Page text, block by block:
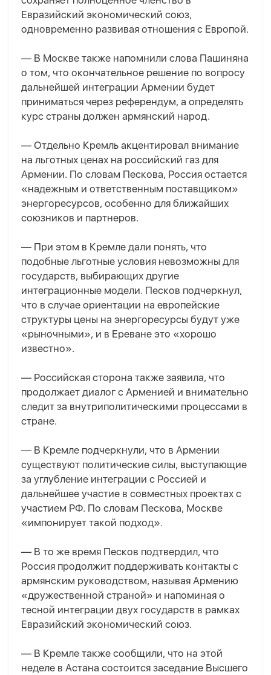
Евразийский экономический союз,
одновременно развивая отношения с Европой.
— В Москве также напомнили слова Пашиняна
о том, что окончательное решение по вопросу
дальнейшей интеграции Армении будет
приниматься через референдум, а определять
курс страны должен армянский народ.
— Отдельно Кремль акцентировал внимание
на льготных ценах на российский газ для
Армении. По словам Пескова, Россия остается
«надежным и ответственным поставщиком»
энергоресурсов, особенно для ближайших
союзников и партнеров.
— При этом в Кремле дали понять, что
подобные льготные условия невозможны для
государств, выбирающих другие
интеграционные модели. Песков подчеркнул,
что в случае ориентации на европейские
структуры цены на энергоресурсы будут уже
«рыночными», и в Ереване это «хорошо
известно».
— Российская сторона также заявила, что
продолжает диалог с Арменией и внимательно
следит за внутриполитическими процессами в
стране.
— В Кремле подчеркнули, что в Армении
существуют политические силы, выступающие
за углубление интеграции с Россией и
дальнейшее участие в совместных проектах с
участием РФ. По словам Пескова, Москве
«импонирует такой подход».
— В то же время Песков подтвердил, что
Россия продолжит поддерживать контакты с
армянским руководством, называя Армению
«дружественной страной» и напоминая о
тесной интеграции двух государств в рамках
Евразийский экономический союз.
— В Кремле также сообщили, что на этой
неделе в Астана состоится заседание Высшего